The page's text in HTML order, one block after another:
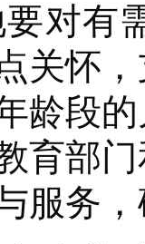
有需
关怀
龄段
育部
服务